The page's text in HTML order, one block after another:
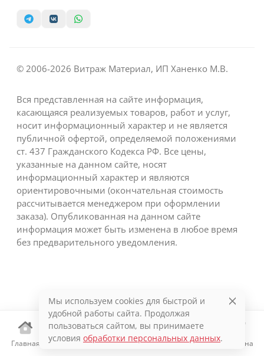
Главная Каталог Избранное Корзина
© 2006-2026 Витраж Материал, ИП Ханенко М.В.
Вся представленная на сайте информация,
касающаяся реализуемых товаров, работ и услуг,
носит информационный характер и не является
публичной офертой, определяемой положениями
ст. 437 Гражданского Кодекса РФ. Все цены,
указанные на данном сайте, носят
информационный характер и являются
ориентировочными (окончательная стоимость
рассчитывается менеджером при оформлении
заказа). Опубликованная на данном сайте
информация может быть изменена в любое время
без предварительного уведомления.
Мы используем cookies для быстрой и
удобной работы сайта. Продолжая
пользоваться сайтом, вы принимаете
условия обработки персональных данных.